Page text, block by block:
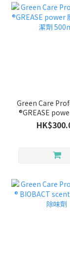
Green Care
®GREASE
污清潔劑